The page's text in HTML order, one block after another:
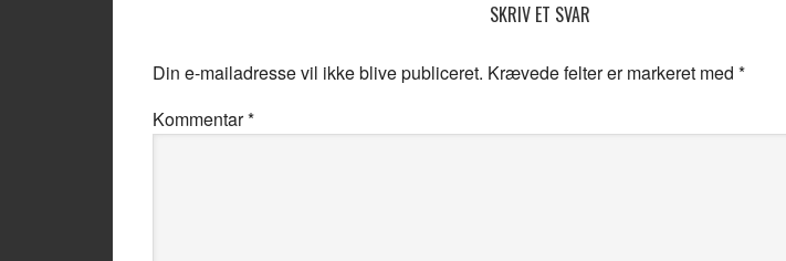
SKRIV ET SVAR
Din e-mailadresse vil ikke blive publiceret. Krævede felter er markeret med *
Kommentar*